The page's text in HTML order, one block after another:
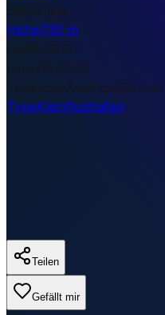
StadtHilda
Höhe730 m
Lat50.6818
Lng-110.0432
TimezoneAmerica/Denver
TypeKleinflughafen
Teilen
Gefällt mir